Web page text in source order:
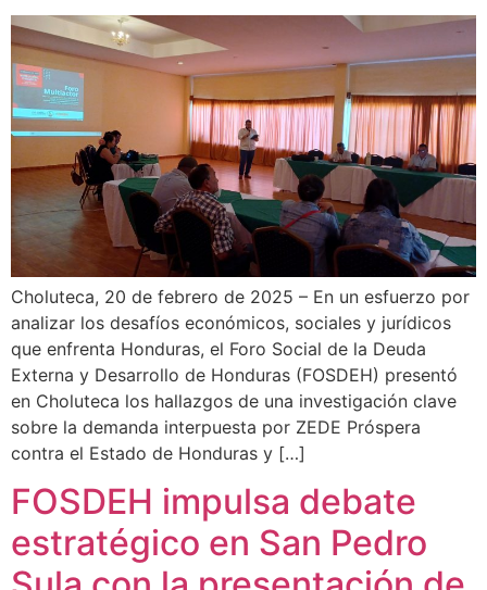
Choluteca, 20 de febrero de 2025 – En un esfuerzo por
analizar los desafíos económicos, sociales y jurídicos
que enfrenta Honduras, el Foro Social de la Deuda
Externa y Desarrollo de Honduras (FOSDEH) presentó
en Choluteca los hallazgos de una investigación clave
sobre la demanda interpuesta por ZEDE Próspera
contra el Estado de Honduras y […]
FOSDEH impulsa debate
estratégico en San Pedro